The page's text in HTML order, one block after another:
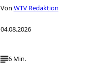
Von WTV Redaktion
04.08.2026
6 Min.